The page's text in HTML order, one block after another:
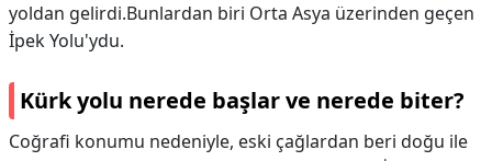
yoldan gelirdi.Bunlardan biri Orta Asya üzerinden geçen
İpek Yolu'ydu.
Kürk yolu nerede başlar ve nerede biter?
Coğrafi konumu nedeniyle, eski çağlardan beri doğu ile